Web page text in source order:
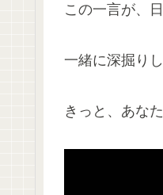
この一言が、
一緒に深掘り
きっと、あな